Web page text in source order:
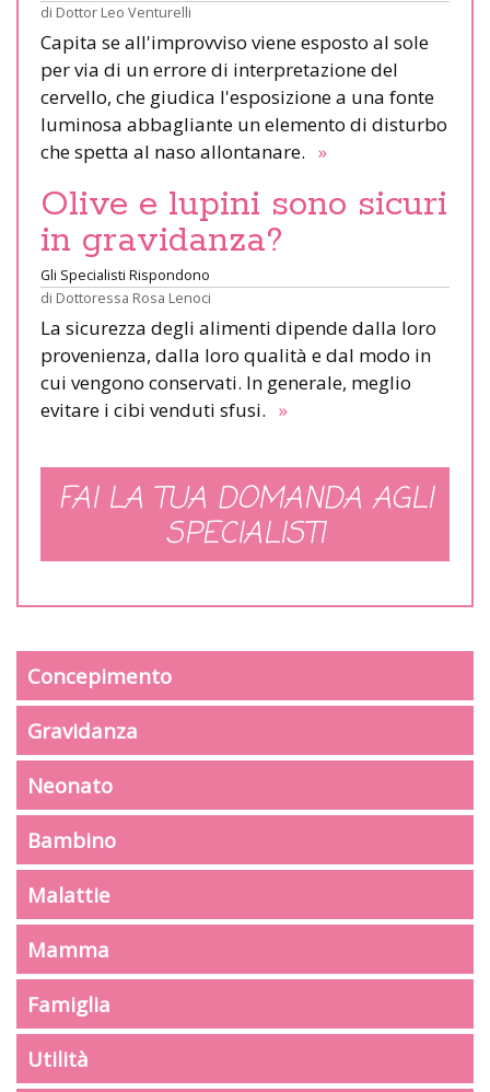
di Dottor Leo Venturelli
Capita se all'improvviso viene esposto al sole
per via di un errore di interpretazione del
cervello, che giudica l'esposizione a una fonte
luminosa abbagliante un elemento di disturbo
che spetta al naso allontanare. »
Olive e lupini sono sicuri
in gravidanza?
Gli Specialisti Rispondono
di Dottoressa Rosa Lenoci
La sicurezza degli alimenti dipende dalla loro
provenienza, dalla loro qualità e dal modo in
cui vengono conservati. In generale, meglio
evitare i cibi venduti sfusi. »
FAI LA TUA DOMANDA AGLI
SPECIALISTI
Concepimento
Gravidanza
Neonato
Bambino
Malattie
Mamma
Famiglia
Utilità